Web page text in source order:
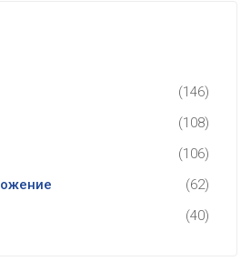
(146)
(108)
(106)
(62)
(40)